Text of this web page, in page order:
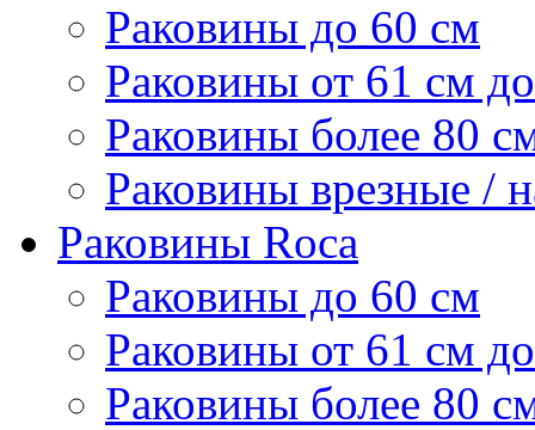
Раковины до 60 см
Раковины от 61 см
Раковины более 80
Раковины врезные /
Раковины Roca
Раковины до 60 см
Раковины от 61 см
Раковины более 80